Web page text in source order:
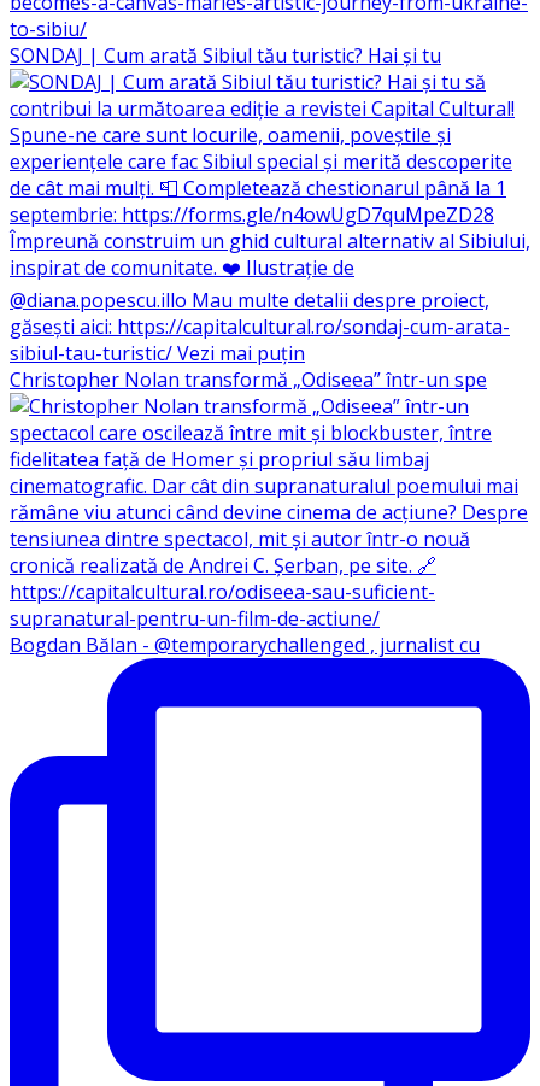
SONDAJ | Cum arată Sibiul tău turistic? Hai și tu
Christopher Nolan transformă „Odiseea” într-un spe
Bogdan Bălan - @temporarychallenged , jurnalist cu